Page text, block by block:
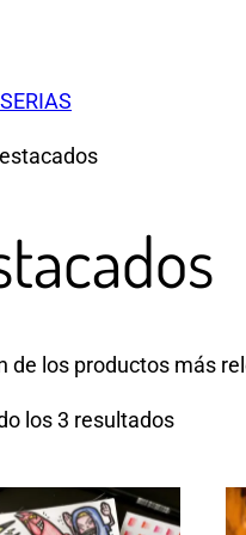
de los productos más
los 3 resultados